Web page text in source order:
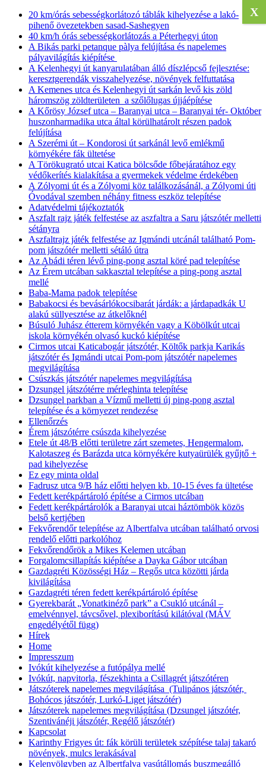
20 km/órás sebességkorlátozó táblák kihelyezése a lakó-
pihenő övezetekben sasad-Sashegyen
40 km/h órás sebességkorlátozás a Péterhegyi úton
A Bikás parki petanque pàlya felújítása és napelemes
pályavilágítás kiépítése
A Kelenhegyi út kanyarulatában álló díszlépcső fejlesztése:
keresztgerendák visszahelyezése, növények felfuttatása
A Kemenes utca és Kelenhegyi út sarkán levő kis zöld
háromszög zöldterületen a szőlőlugas újjáépítése
A Kőrösy József utca – Baranyai utca – Baranyai tér- Október
huszonharmadika utca által körülhatárolt részen padok
felújítása
A Szerémi út – Kondorosi út sarkánál levő emlékmű
környékére fák ültetése
A Törökugrató utcai Katica bölcsőde főbejáratához egy
védőkerítés kialakítása a gyermekek védelme érdekében
A Zólyomi út és a Zólyomi köz találkozásánál, a Zólyomi úti
Óvodával szemben néhány fitness eszköz telepítése
Adatvédelmi tájékoztatók
Aszfalt rajz játék felfestése az aszfaltra a Saru játszótér melletti
sétányra
Aszfaltrajz játék felfestése az Igmándi utcánál található Pom-
pom játszótér melletti sétáló útra
Az Abádi téren lévő ping-pong asztal köré pad telepítése
Az Érem utcában sakkasztal telepítése a ping-pong asztal
mellé
Baba-Mama padok telepítése
Babakocsi és bevásárlókocsibarát járdák: a járdapadkák U
alakú süllyesztése az átkelőknél
Búsuló Juhász étterem környékén vagy a Köbölkút utcai
iskola környékén olvasó kuckó kiépítése
Cirmos utcai Katicabogár játszótér, Költők parkja Karikás
játszótér és Igmándi utcai Pom-pom játszótér napelemes
megvilágítása
Csúszkás játszótér napelemes megvilágítása
Dzsungel játszótérre mérleghinta telepítése
Dzsungel parkban a Vízmű melletti új ping-pong asztal
telepítése és a környezet rendezése
Ellenőrzés
Érem játszótérre csúszda kihelyezése
Etele út 48/B előtti területre zárt szemetes, Hengermalom,
Kalotaszeg és Barázda utca környékére kutyaürülék gyűjtő +
pad kihelyezése
Ez egy minta oldal
Fadrusz utca 9/B ház előtti helyen kb. 10-15 éves fa ültetése
Fedett kerékpártároló építése a Cirmos utcában
Fedett kerékpártárolók a Baranyai utcai háztömbök közös
belső kertjében
Fekvőrendőr telepítése az Albertfalva utcában található orvosi
rendelő előtti parkolóhoz
Fekvőrendőrök a Mikes Kelemen utcában
Forgalomcsillapítás kiépítése a Dayka Gábor utcában
Gazdagréti Közösségi Ház – Regős utca közötti járda
kivilágítása
Gazdagréti téren fedett kerékpártároló építése
Gyerekbarát „Vonatkinéző park” a Csukló utcánál –
emelvénnyel, távcsővel, plexiborítású kilátóval (MÁV
engedélyétől függ)
Hírek
Home
Impresszum
Ivókút kihelyezése a futópálya mellé
Ivókút, napvitorla, fészekhinta a Csillagrét játszótéren
Játszóterek napelemes megvilágítása (Tulipános játszótér,
Bohócos játszótér, Lurkó-Liget játszótér)
Játszóterek napelemes megvilágítása (Dzsungel játszótér,
Szentivánéji játszótér, Regélő játszótér)
Kapcsolat
Karinthy Frigyes út: fák körüli területek szépítése talaj takaró
növények, mulcs lerakásával
Kelenvölgyben az Albertfalva vasútállomás buszmegálló
X